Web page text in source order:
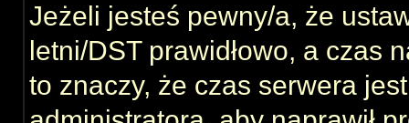
Jeżeli jesteś pewny/a, że
letni/DST prawidłowo, a czas
to znaczy, że czas serwera